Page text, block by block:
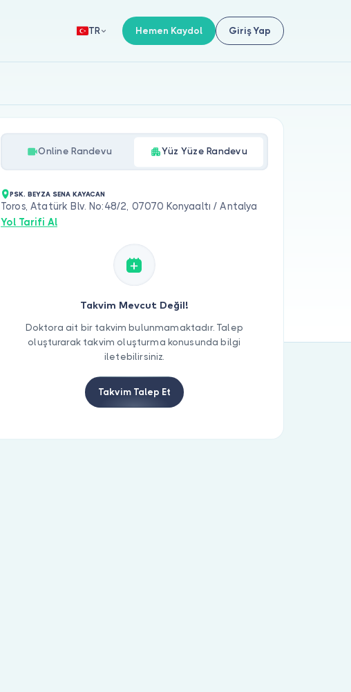
TR Hemen Kaydol Giriş Yap
Online Randevu Yüz Yüze Randevu
PSK. BEYZA SENA KAYACAN
Toros, Atatürk Blv. No:48/2, 07070 Konyaaltı / Antalya
Yol Tarifi Al
Takvim Mevcut Değil!
Doktora ait bir takvim bulunmamaktadır. Talep
oluşturarak takvim oluşturma konusunda bilgi
iletebilirsiniz.
Takvim Talep Et